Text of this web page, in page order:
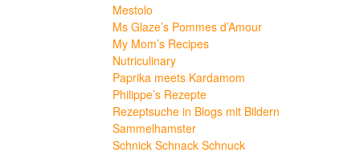
Mestolo
Ms Glaze’s Pommes d’Amour
My Mom’s Recipes
Nutriculinary
Paprika meets Kardamom
Philippe’s Rezepte
Rezeptsuche in Blogs mit Bildern
Sammelhamster
Schnick Schnack Schnuck